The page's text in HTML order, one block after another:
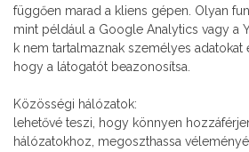
függően marad a kliens gépen. Olyan
mint például a Google Analytics vagy a
k nem tartalmaznak személyes adatokat
hogy a látogatót beazonosítsa.
Közösségi hálózatok:
lehetővé teszi, hogy könnyen
hálózatokhoz, megoszthassa